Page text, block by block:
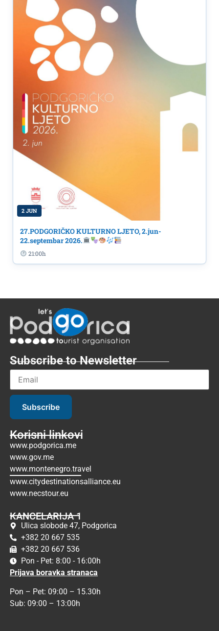
2 JUN
27.PODGORIČKO KULTURNO LJETO, 2.jun-
22.septembar 2026.
21:00h
Subscribe to Newsletter
Subscribe
Korisni linkovi
www.podgorica.me
www.gov.me
www.montenegro.travel
www.citydestinationsalliance.eu
www.necstour.eu
KANCELARIJA 1
Ulica slobode 47, Podgorica
+382 20 667 535
+382 20 667 536
Pon - Pet: 8:00 - 16:00h
Prijava boravka stranaca
Pon – Pet: 09:00 – 15.30h
Sub: 09:00 – 13:00h